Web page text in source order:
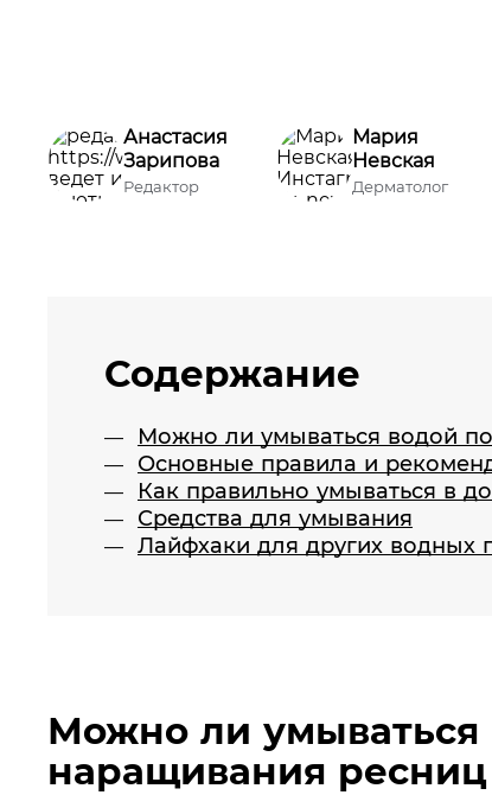
Анастасия
Зарипова
Редактор
Мария
Невская
Дерматолог
Содержание
Можно ли умываться водой
Основные правила и
Как правильно умываться в
Средства для умывания
Лайфхаки для других водных
Можно ли умываться
наращивания ресниц